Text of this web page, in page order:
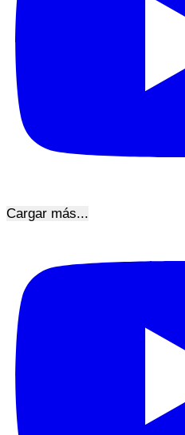
Cargar más...